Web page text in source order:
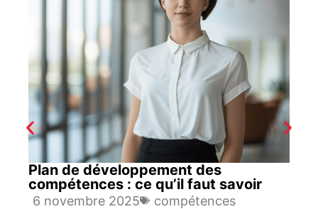
Plan de développement des
compétences : ce qu’il faut savoir
6 novembre 2025 compétences